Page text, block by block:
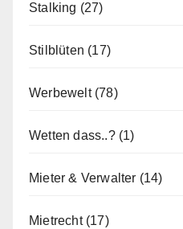
Stalking (27)
Stilblüten (17)
Werbewelt(78)
Wetten dass..?(1)
Mieter & Verwalter (14)
Mietrecht(17)